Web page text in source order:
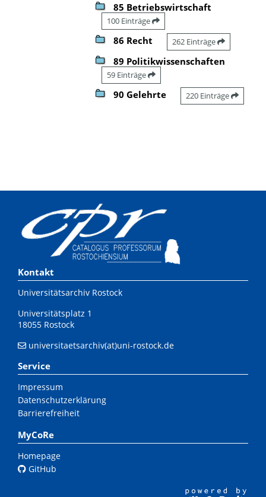
85 Betriebswirtschaft
100 Einträge
86 Recht 262 Einträge
89 Politikwissenschaften
59 Einträge
90 Gelehrte 220 Einträge
Kontakt
Universitätsarchiv Rostock
Universitätsplatz 1
18055 Rostock
universitaetsarchiv(at)uni-rostock.de
Service
Impressum
Datenschutzerklärung
Barrierefreiheit
MyCoRe
Homepage
GitHub